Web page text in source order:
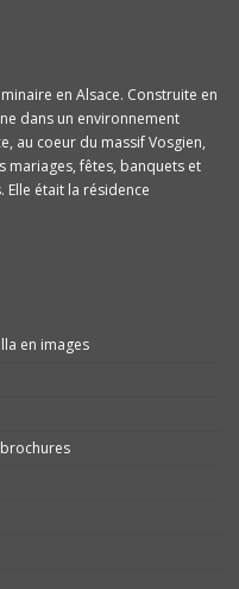
en Alsace. Construite en
dans un environnement
au coeur du massif Vosgien,
mariages, fêtes, banquets et
était la résidence
en images